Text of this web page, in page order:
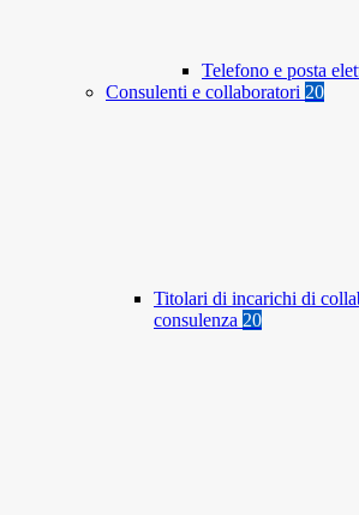
Telefono e posta
Consulenti e collaboratori 20
Titolari di incarichi di
consulenza 20